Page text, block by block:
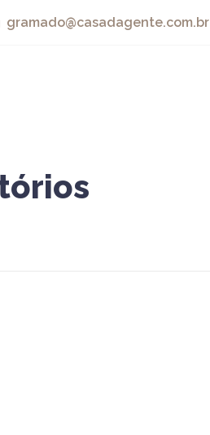
gramado@casadagente.com.br